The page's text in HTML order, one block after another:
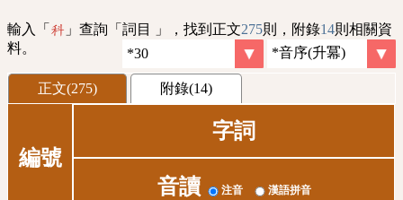
輸入「 科 」查詢「詞目 」，找到正文275則，附錄14則相關資
料。
正文(275) 附錄(14)
編號
字詞
音讀 注音 漢語拼音